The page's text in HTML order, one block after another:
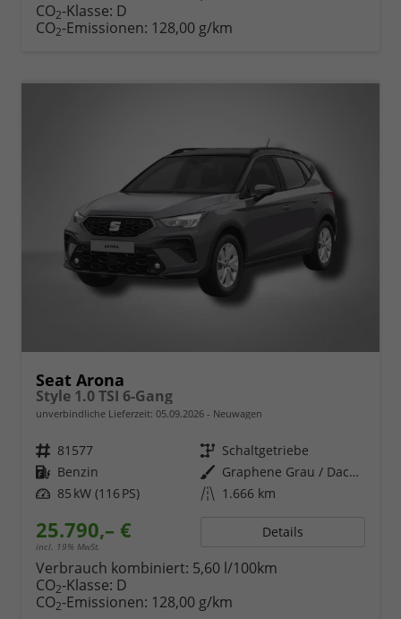
CO2-Klasse: D
CO2-Emissionen: 128,00 g/km
Seat Arona
Style 1.0 TSI 6-Gang
unverbindliche Lieferzeit: 05.09.2026 Neuwagen
Fahrzeugnr. 81577 Getriebe Schaltgetriebe
Kraftstoff Benzin Außenfarbe
Graphene Grau / Dach in Midnight Schwarz Metallic
Leistung 85 kW (116 PS) Kilometerstand 1.666 km
25.790,– €
incl. 19% MwSt.
Details
Verbrauch kombiniert: 5,60 l/100km
CO2-Klasse: D
CO2-Emissionen: 128,00 g/km